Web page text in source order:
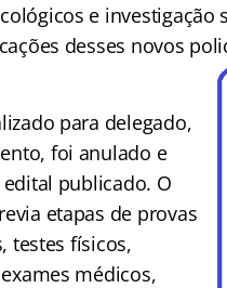
e
desses novos
para delegado,
foi anulado e
publicado. O
etapas de provas
testes físicos,
médicos,